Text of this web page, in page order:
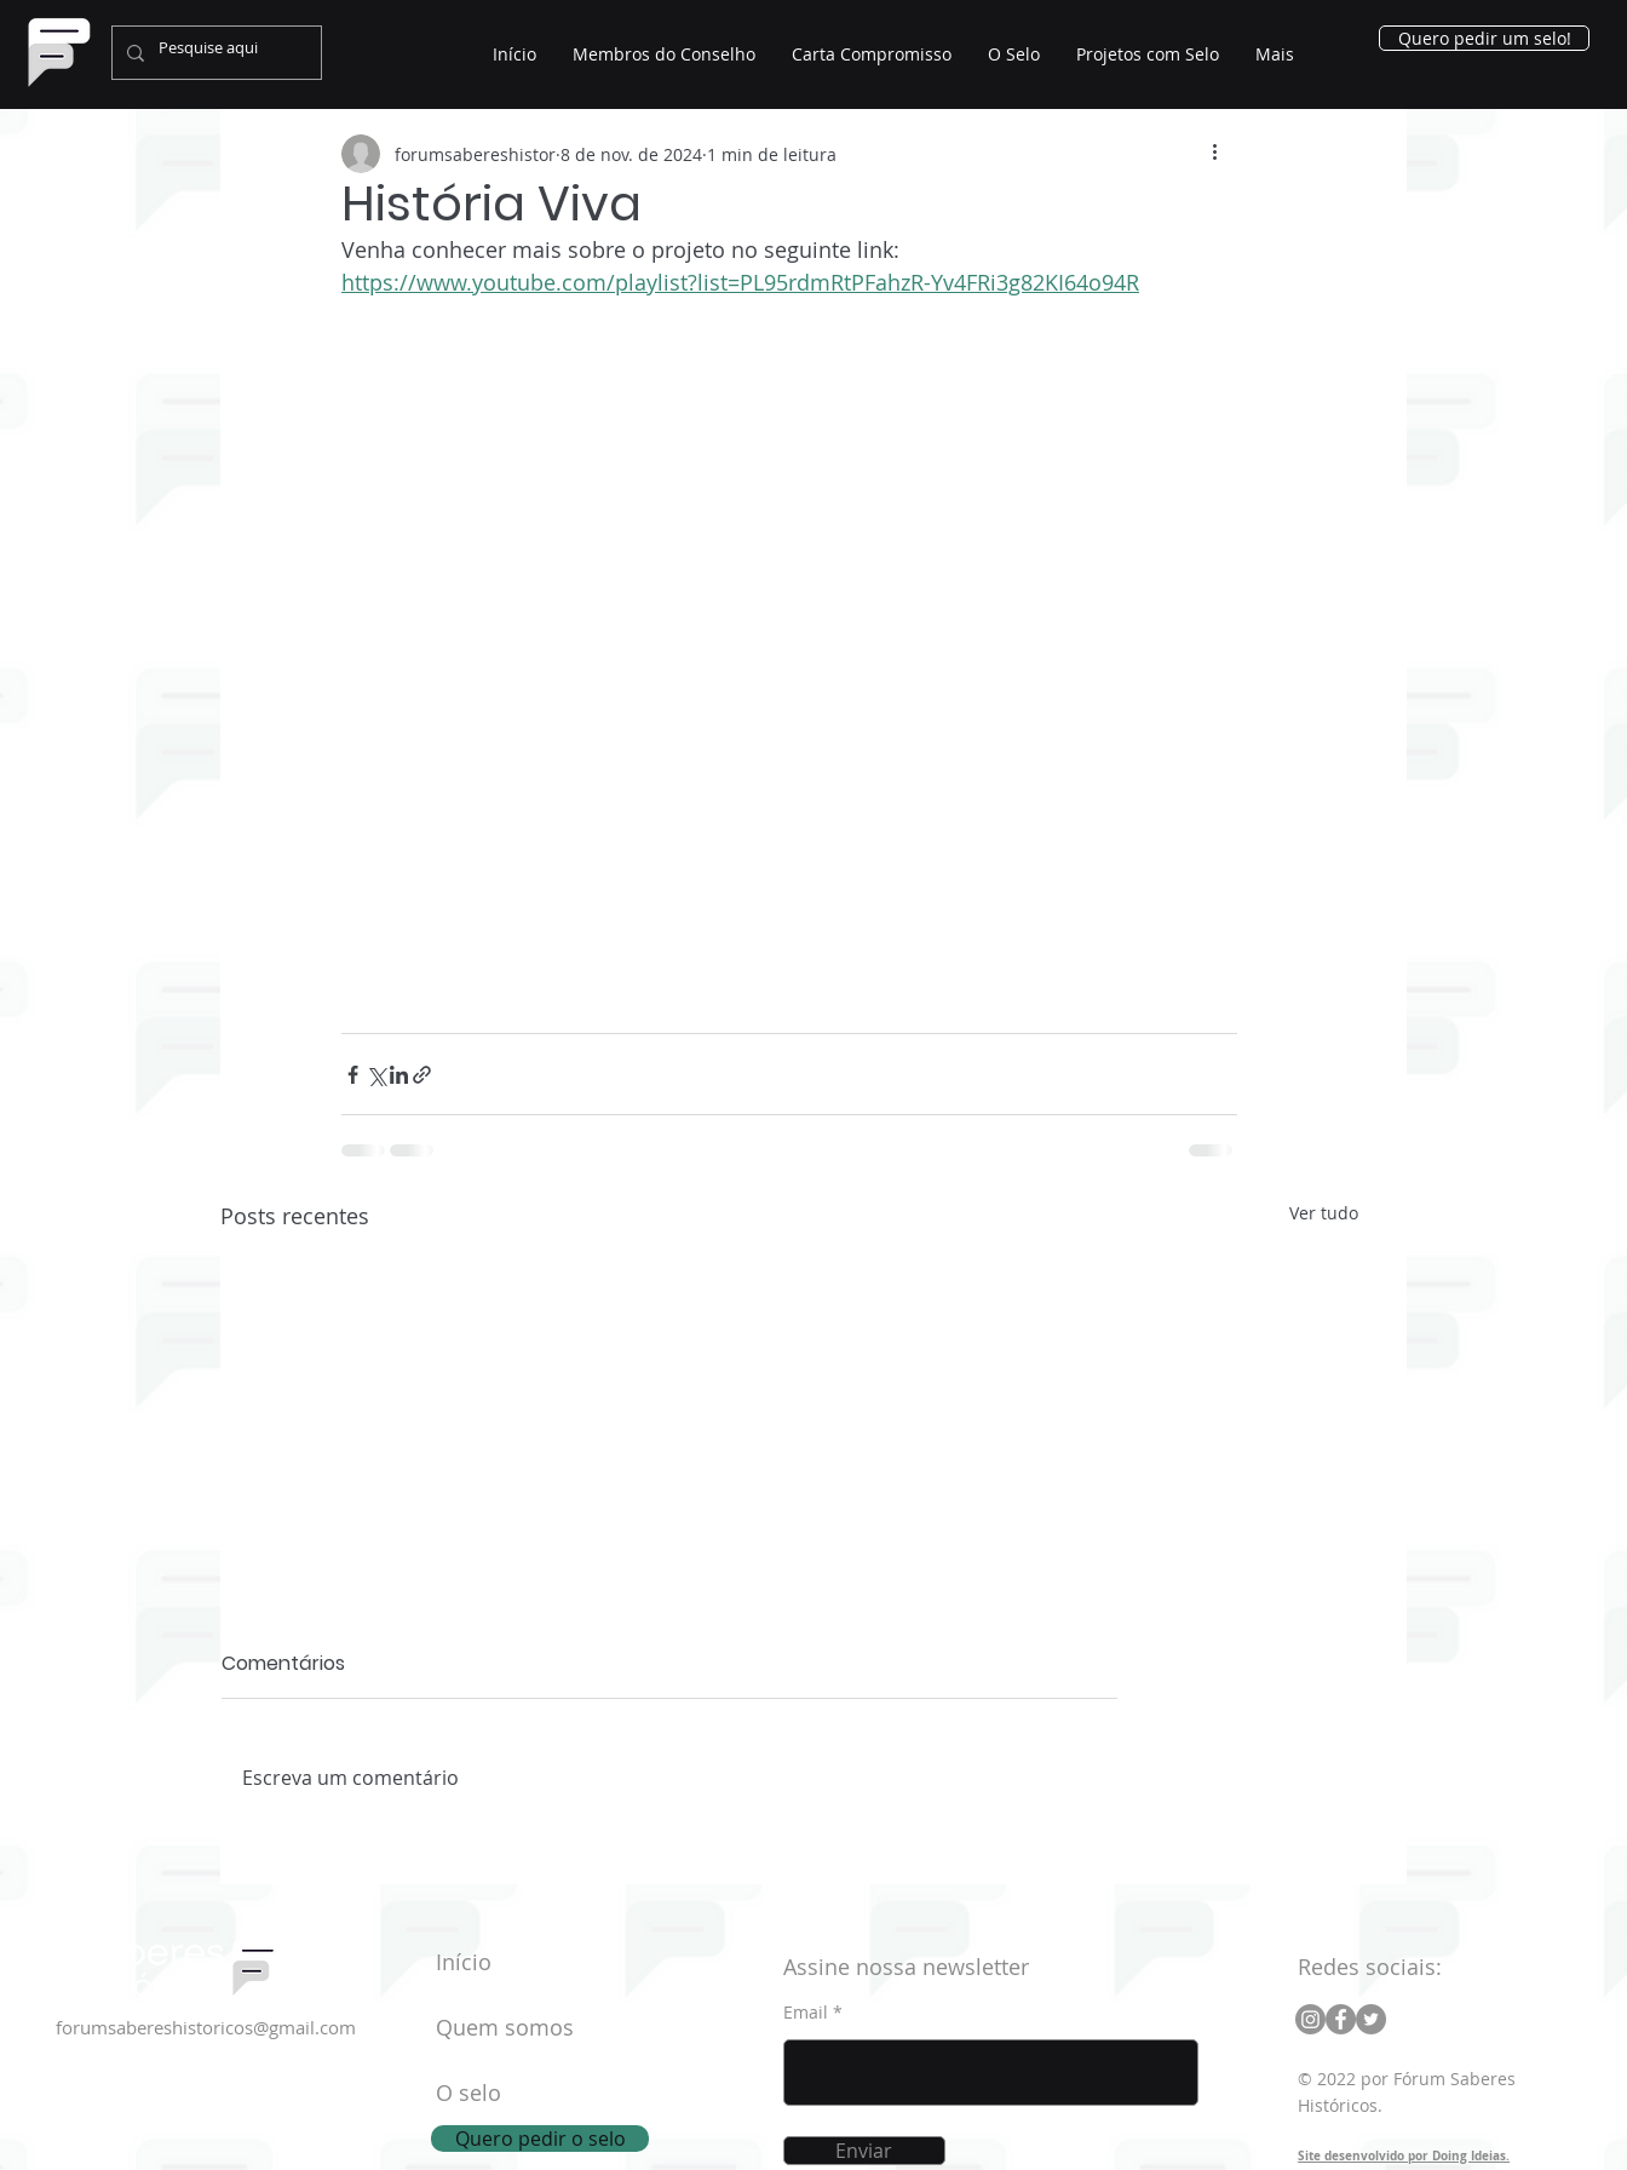
Quero pedir um selo!
Início Membros do Conselho Carta Compromisso O Selo Projetos com Selo Mais
História Viva
forumsabereshistor 8 de nov. de 2024 1 min de leitura
Venha conhecer mais sobre o projeto no seguinte link:
https://www.youtube.com/playlist?list=PL95rdmRtPFahzR-Yv4FRi3g82KI64o94R
Posts recentes Ver tudo
Comentários
Escreva um comentário
forumsabereshistoricos@gmail.com
Início
Quem somos
O selo
Quero pedir o selo
Assine nossa newsletter
Email
Enviar
Redes sociais:
© 2022 por Fórum Saberes
Históricos.
Site desenvolvido por Doing Ideias.